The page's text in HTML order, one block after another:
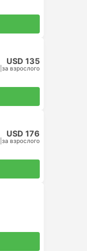
USD 135
за взрослого
USD 176
за взрослого